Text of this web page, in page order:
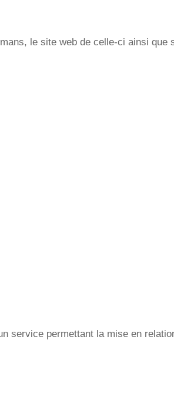
le site web de celle-ci ainsi que
service permettant la mise en